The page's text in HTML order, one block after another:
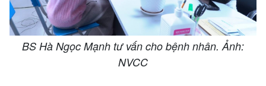
BS Hà Ngọc Mạnh tư vấn cho bệnh nhân. Ảnh:
NVCC